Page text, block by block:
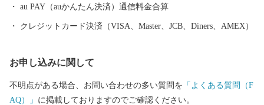
ていただきます。 【ご注意】 ・返礼品の送付は、大分市外にお住
まいの方に限らせていただきます。 ・寄附につきましては、年度
です。 ※長期不在、住所不明等で返礼品をお受取りいただけなか
au PAY（auかんたん決済）通信料金合算
クレジットカード決済（VISA、Master、JCB、Diners、AMEX）
お申し込みに関して
不明点がある場合、お問い合わせの多い質問を 「よくある質問（F
AQ）」 に掲載しておりますのでご確認ください。